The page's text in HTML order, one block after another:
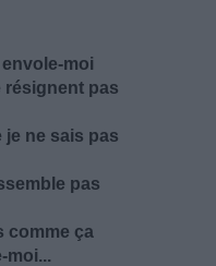
envole-moi
résignent pas
je ne sais pas
pas
comme ça
moi...